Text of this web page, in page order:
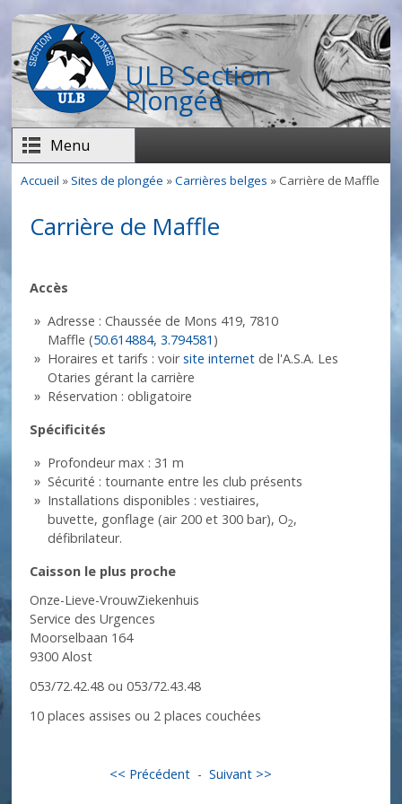
Aller au contenu principal
ULB Section
Plongée
Menu
Accueil »Sites de plongée »Carrières belges » Carrière de Maffle
Carrière de Maffle
Accès
Adresse : Chaussée de Mons 419, 7810
Maffle (50.614884, 3.794581 )
Horaires et tarifs : voirsite internet de l'A.S.A. Les
Otaries gérant la carrière
Réservation : obligatoire
Spécificités
Profondeur max : 31 m
Sécurité : tournante entre les club présents
Installations disponibles : vestiaires,
buvette, gonflage (air 200 et 300 bar), O2,
défibrilateur.
Caisson le plus proche
Onze-Lieve-VrouwZiekenhuis
Service des Urgences
Moorselbaan 164
9300 Alost
053/72.42.48 ou 053/72.43.48
10 places assises ou 2 places couchées
<< Précédent -Suivant >>